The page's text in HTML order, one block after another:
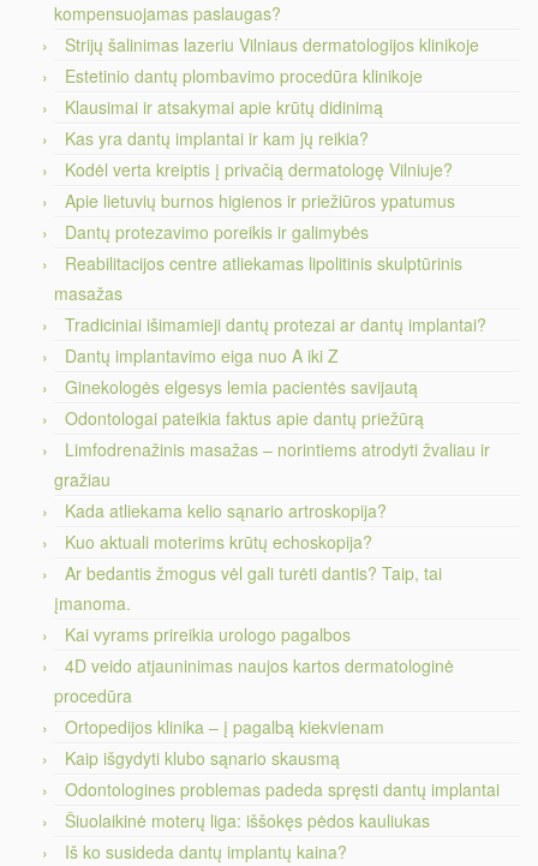
kompensuojamas paslaugas?
Strijų šalinimas lazeriu Vilniaus dermatologijos klinikoje
Estetinio dantų plombavimo procedūra klinikoje
Klausimai ir atsakymai apie krūtų didinimą
Kas yra dantų implantai ir kam jų reikia?
Kodėl verta kreiptis į privačią dermatologę Vilniuje?
Apie lietuvių burnos higienos ir priežiūros ypatumus
Dantų protezavimo poreikis ir galimybės
Reabilitacijos centre atliekamas lipolitinis skulptūrinis
masažas
Tradiciniai išimamieji dantų protezai ar dantų implantai?
Dantų implantavimo eiga nuo A iki Z
Ginekologės elgesys lemia pacientės savijautą
Odontologai pateikia faktus apie dantų priežūrą
Limfodrenažinis masažas – norintiems atrodyti žvaliau ir
gražiau
Kada atliekama kelio sąnario artroskopija?
Kuo aktuali moterims krūtų echoskopija?
Ar bedantis žmogus vėl gali turėti dantis? Taip, tai
įmanoma.
Kai vyrams prireikia urologo pagalbos
4D veido atjauninimas naujos kartos dermatologinė
procedūra
Ortopedijos klinika – į pagalbą kiekvienam
Kaip išgydyti klubo sąnario skausmą
Odontologines problemas padeda spręsti dantų implantai
Šiuolaikinė moterų liga: iššokęs pėdos kauliukas
Iš ko susideda dantų implantų kaina?